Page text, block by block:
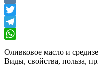
VK
Twitter
Telegram
Оливковое масло и
Виды, свойства, польза,